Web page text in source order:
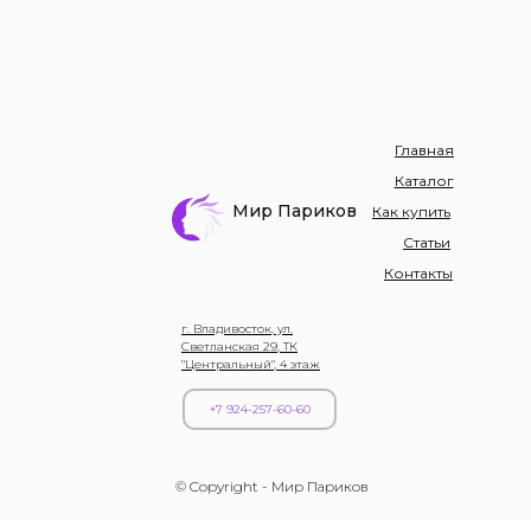
© Copyright - Мир Париков
Главная
Каталог
Как купить
Статьи
Контакты
+7 924-257-60-60
Мир Париков
г. Владивосток, ул.
Светланская 29, ТК
"Центральный", 4 этаж